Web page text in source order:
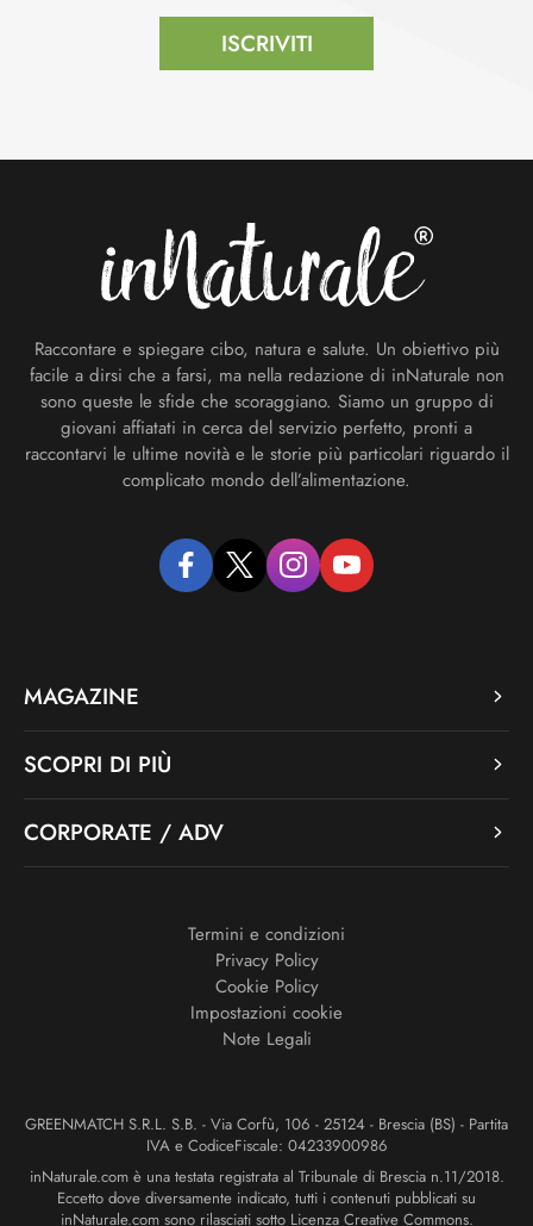
ISCRIVITI
Raccontare e spiegare cibo, natura e salute. Un obiettivo più
facile a dirsi che a farsi, ma nella redazione di inNaturale non
sono queste le sfide che scoraggiano. Siamo un gruppo di
giovani affiatati in cerca del servizio perfetto, pronti a
raccontarvi le ultime novità e le storie più particolari riguardo il
complicato mondo dell’alimentazione.
facebooktwitter instagramyoutube
MAGAZINE
SCOPRI DI PIÙ
CORPORATE / ADV
Termini e condizioni
Privacy Policy
Cookie Policy
Impostazioni cookie
Note Legali
GREENMATCH S.R.L. S.B. - Via Corfù, 106 - 25124 - Brescia (BS) - Partita
IVA e CodiceFiscale: 04233900986
inNaturale.com è una testata registrata al Tribunale di Brescia n.11/2018.
Eccetto dove diversamente indicato, tutti i contenuti pubblicati su
inNaturale.com sono rilasciati sotto Licenza Creative Commons.